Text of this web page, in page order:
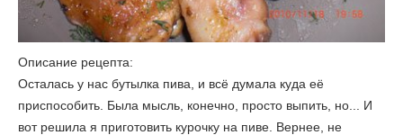
Описание рецепта:
Осталась у нас бутылка пива, и всё думала куда её
приспособить. Была мысль, конечно, просто выпить, но... И
вот решила я приготовить курочку на пиве. Вернее, не